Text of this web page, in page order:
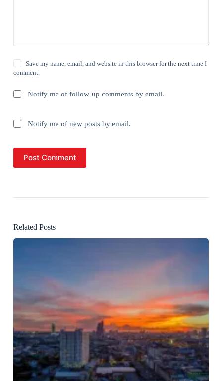
Save my name, email, and website in this browser for the next time I
comment.
Notify me of follow-up comments by email.
Notify me of new posts by email.
Post Comment
Related Posts